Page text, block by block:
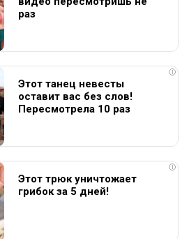
раз
i
Этот танец невесты
оставит вас без слов!
Пересмотрела 10 раз
i
Этот трюк уничтожает
грибок за 5 дней!